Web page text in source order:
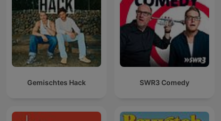
Gemischtes Hack SWR3 Comedy